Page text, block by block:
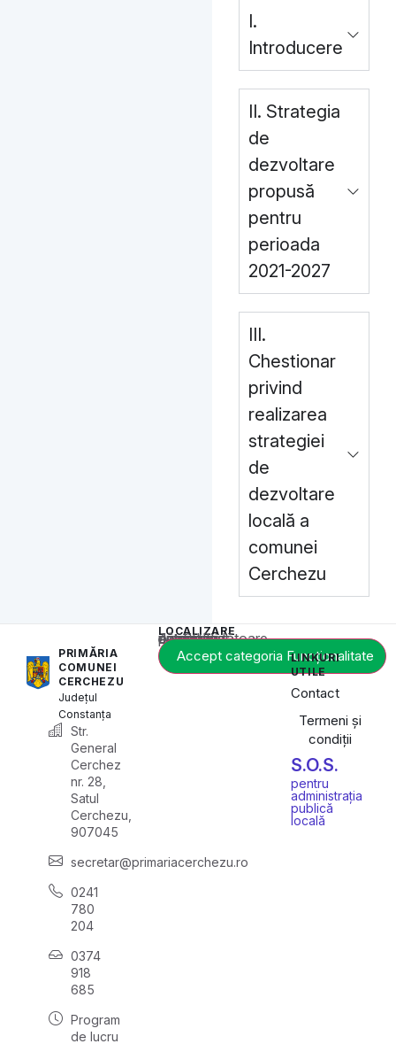
I.
Introducere
II. Strategia
de
dezvoltare
propusă
pentru
perioada
2021-2027
III.
Chestionar
privind
realizarea
strategiei
de
dezvoltare
locală a
comunei
Cerchezu
PRIMĂRIA
COMUNEI
CERCHEZU
Județul
Constanța
Str.
General
Cerchez
nr. 28,
Satul
Cerchezu,
907045
secretar@primariacerchezu.ro
0241
780
204
0374
918
685
Program
de lucru
LOCALIZARE
Acest conținut este blocat până când acceptați categoria corespunzătoare de cookie-uri.
Accept categoria Funcționalitate
LINKURI
UTILE
Contact
Termeni și
condiții
S.O.S.
pentru
administrația
publică
locală